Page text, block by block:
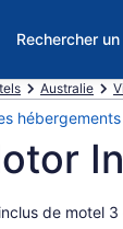
Rechercher
Australie
hébergements
de motel